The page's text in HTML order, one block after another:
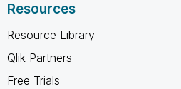
Resources
Resource Library
Qlik Partners
Free Trials